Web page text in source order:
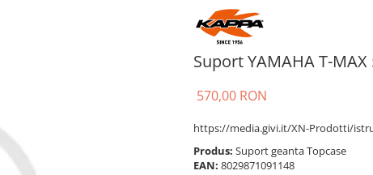
Suport YAMAHA T-MAX
570,00 RON
https://media.givi.it/XN-Prodotti/
Produs: Suport geanta Topcase
EAN: 8029871091148